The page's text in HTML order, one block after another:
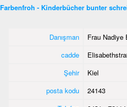
Farbenfroh - Kinderbücher bunter
Danışman
Frau Nadiye
cadde
Şehir
Kiel
posta kodu
24143